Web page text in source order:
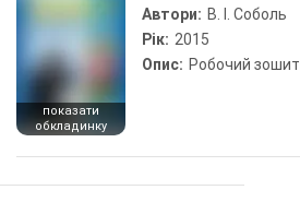
показати
обкладинку
Автори: В. І. Соболь
Рік: 2015
Опис: Робочий зошит